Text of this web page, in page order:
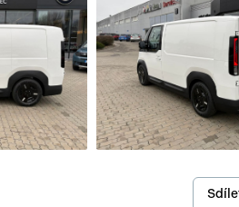
Náhradní díly
Příslušenství